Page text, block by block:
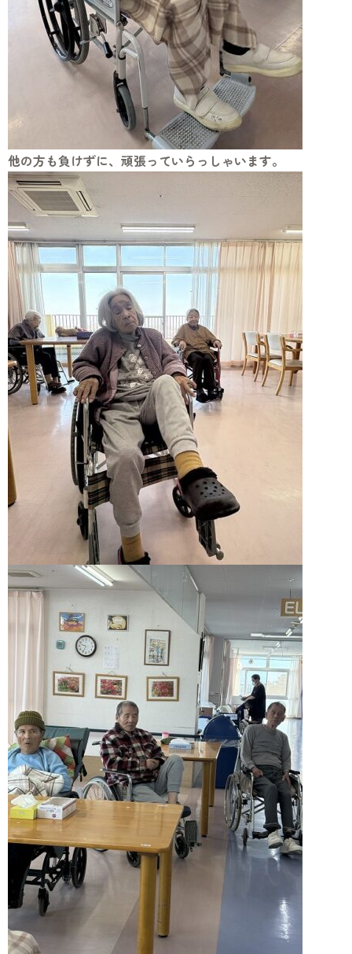
他の方も負けずに、頑張っていらっしゃいます。